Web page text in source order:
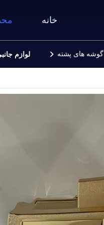
خانه
گوشه های پشته لوازم